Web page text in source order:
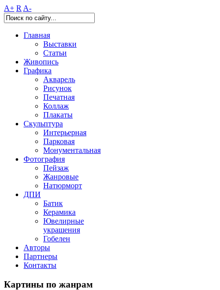
A+ R A-
Главная
Выставки
Статьи
Живопись
Графика
Акварель
Рисунок
Печатная
Коллаж
Плакаты
Скульптура
Интерьерная
Парковая
Монументальная
Фотография
Пейзаж
Жанровые
Натюрморт
ДПИ
Батик
Керамика
Ювелирные
украшения
Гобелен
Авторы
Партнеры
Контакты
Картины по жанрам